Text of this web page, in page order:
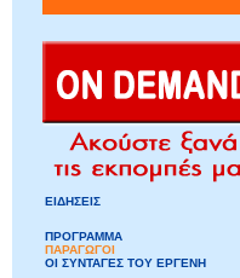
ΕΙΔΗΣΕΙΣ
ΠΡΟΓΡΑΜΜΑ
ΠΑΡΑΓΩΓΟΙ
ΟΙ ΣΥΝΤΑΓΕΣ ΤΟΥ ΕΡΓΕΝΗ